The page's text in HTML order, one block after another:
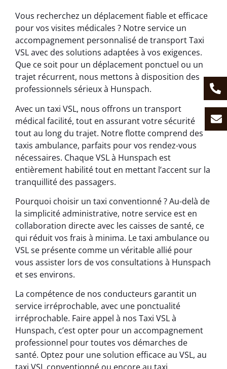
Vous recherchez un déplacement fiable et efficace
pour vos visites médicales ? Notre service un
accompagnement personnalisé de transport Taxi
VSL avec des solutions adaptées à vos exigences.
Que ce soit pour un déplacement ponctuel ou un
trajet récurrent, nous mettons à disposition des
professionnels sérieux à Hunspach.
Avec un taxi VSL, nous offrons un transport
médical facilité, tout en assurant votre sécurité
tout au long du trajet. Notre flotte comprend des
taxis ambulance, parfaits pour vos rendez-vous
nécessaires. Chaque VSL à Hunspach est
entièrement habilité tout en mettant l’accent sur la
tranquillité des passagers.
Pourquoi choisir un taxi conventionné ? Au-delà de
la simplicité administrative, notre service est en
collaboration directe avec les caisses de santé, ce
qui réduit vos frais à minima. Le taxi ambulance ou
VSL se présente comme un véritable allié pour
vous assister lors de vos consultations à Hunspach
et ses environs.
La compétence de nos conducteurs garantit un
service irréprochable, avec une ponctualité
irréprochable. Faire appel à nos Taxi VSL à
Hunspach, c’est opter pour un accompagnement
professionnel pour toutes vos démarches de
santé. Optez pour une solution efficace au VSL, au